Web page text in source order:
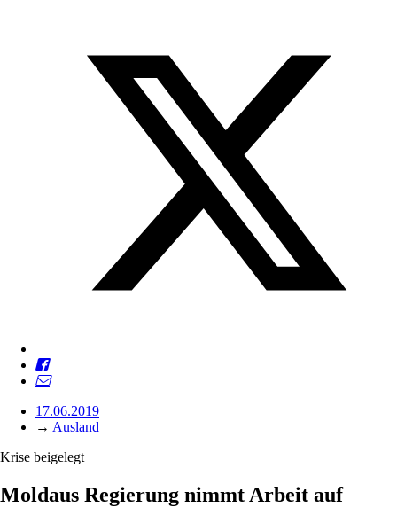
17.06.2019
→ Ausland
Krise beigelegt
Moldaus Regierung nimmt Arbeit auf